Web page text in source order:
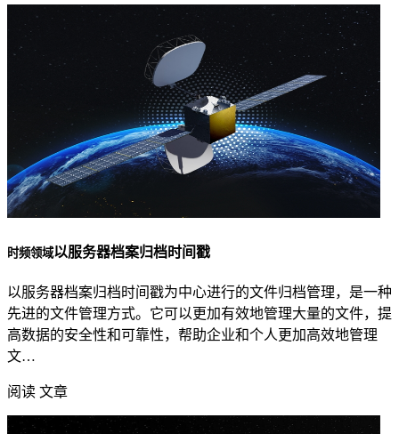
时频领域以服务器档案归档时间戳
以服务器档案归档时间戳为中心进行的文件归档管理，是一种
先进的文件管理方式。它可以更加有效地管理大量的文件，提
高数据的安全性和可靠性，帮助企业和个人更加高效地管理
文…
阅读 文章